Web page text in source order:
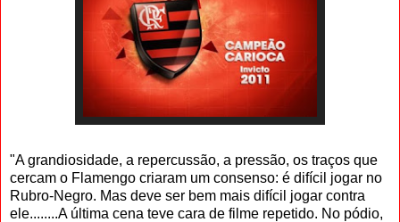
"A grandiosidade, a repercussão, a pressão, os traços que
cercam o Flamengo criaram um consenso: é difícil jogar no
Rubro-Negro. Mas deve ser bem mais difícil jogar contra
ele........A última cena teve cara de filme repetido. No pódio,